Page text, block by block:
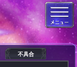
不具合